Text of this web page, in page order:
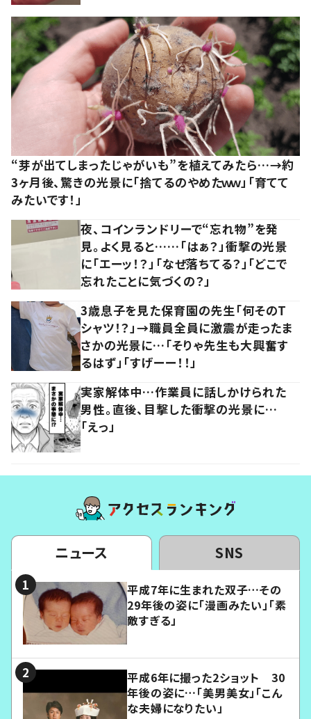
“芽が出てしまったじゃがいも”を植えてみたら…→約
3ヶ月後、驚きの光景に「捨てるのやめたｗｗ」「育てて
みたいです！」
夜、コインランドリーで“忘れ物”を発
見。よく見ると……「はぁ？」衝撃の光景
に「エーッ！？」「なぜ落ちてる？」「どこで
忘れたことに気づくの？」
3歳息子を見た保育園の先生「何そのT
シャツ！？」→職員全員に激震が走ったま
さかの光景に…「そりゃ先生も大興奮す
るはず」「すげーー！！」
実家解体中…作業員に話しかけられた
男性。直後、目撃した衝撃の光景に…
「えっ」
ニュース SNS
平成7年に生まれた双子…その
29年後の姿に「漫画みたい」「素
敵すぎる」
平成6年に撮った2ショット 30
年後の姿に…「美男美女」「こん
な夫婦になりたい」